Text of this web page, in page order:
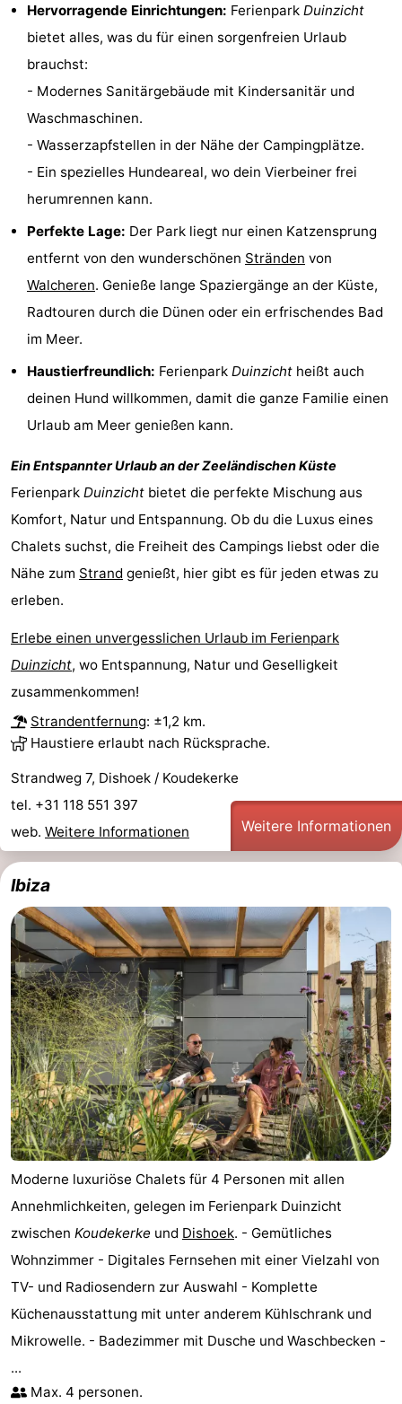
Aussichtspunkte
Attraktionen
Indoor-
Spielplätze
Wellness-
Zentren
Dörfer
Städte
Natur
Führungen
Sport
Schwimmbader
Radfahren
-
Reiten
-
Parafliegen
-
Sportangeln
Essen
trinken
-
Ringstechen
Zoutelande
Actief
Praktisch
Route
-
Parken
Reisebuchshop
Medizin
Adressen
Region
Zeeland
Schouwen-
Renesse
-
Bruinisse
-
Natur
-
Hervorragende Einrichtungen: Ferienpark Duinzicht
bietet alles, was du für einen sorgenfreien Urlaub
brauchst:
- Modernes Sanitärgebäude mit Kindersanitär und
Waschmaschinen.
- Wasserzapfstellen in der Nähe der Campingplätze.
- Ein spezielles Hundeareal, wo dein Vierbeiner frei
herumrennen kann.
Perfekte Lage: Der Park liegt nur einen Katzensprung
entfernt von den wunderschönen Stränden von
Walcheren. Genieße lange Spaziergänge an der Küste,
Radtouren durch die Dünen oder ein erfrischendes Bad
im Meer.
Haustierfreundlich: Ferienpark Duinzicht heißt auch
deinen Hund willkommen, damit die ganze Familie einen
Urlaub am Meer genießen kann.
Ein Entspannter Urlaub an der Zeeländischen Küste
Ferienpark Duinzicht bietet die perfekte Mischung aus
Komfort, Natur und Entspannung. Ob du die Luxus eines
Chalets suchst, die Freiheit des Campings liebst oder die
Nähe zum Strand genießt, hier gibt es für jeden etwas zu
erleben.
Erlebe einen unvergesslichen Urlaub im Ferienpark
Duinzicht, wo Entspannung, Natur und Geselligkeit
zusammenkommen!
Strandentfernung: ±1,2 km.
Haustiere erlaubt nach Rücksprache.
Strandweg 7, Dishoek / Koudekerke
tel. +31 118 551 397
web. Weitere Informationen Weitere Informationen
Ibiza
Moderne luxuriöse Chalets für 4 Personen mit allen
Annehmlichkeiten, gelegen im Ferienpark Duinzicht
zwischen Koudekerke und Dishoek. - Gemütliches
Wohnzimmer - Digitales Fernsehen mit einer Vielzahl von
TV- und Radiosendern zur Auswahl - Komplette
Küchenausstattung mit unter anderem Kühlschrank und
Mikrowelle. - Badezimmer mit Dusche und Waschbecken -
...
Max. 4 personen.